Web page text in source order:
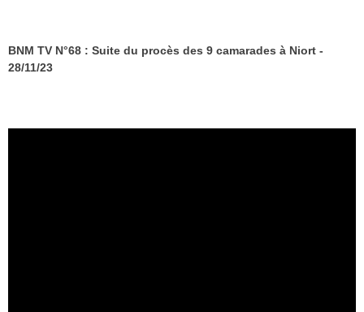
BNM TV N°68 : Suite du procès des 9 camarades à Niort -
28/11/23